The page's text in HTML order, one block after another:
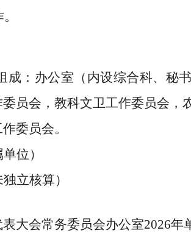
成：办公室（内设综合科、秘
员会，教科文卫工作委员会，
委员会。
单位）
立核算）
大会常务委员会办公室2026年